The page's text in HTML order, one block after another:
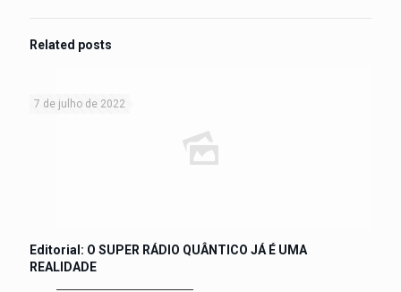
Related posts
7 de julho de 2022
Editorial: O SUPER RÁDIO QUÂNTICO JÁ É UMA
REALIDADE